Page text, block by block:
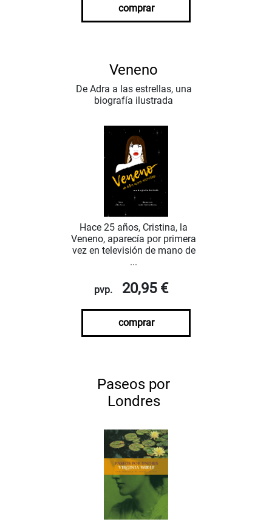
comprar
Veneno
De Adra a las estrellas, una
biografía ilustrada
Hace 25 años, Cristina, la
Veneno, aparecía por primera
vez en televisión de mano de
...
pvp. 20,95 €
comprar
Paseos por
Londres